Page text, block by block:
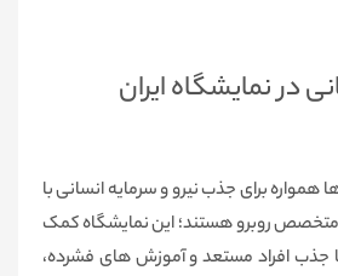
در نمایشگاه ایران
همواره برای جذب نیرو و سرمایه انسانی با
متخصص روبرو هستند؛ این نمایشگاه کمک
جذب افراد مستعد و آموزش های فشرده،